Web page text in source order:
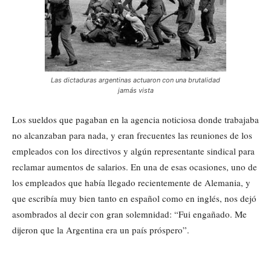
Las dictaduras argentinas actuaron con una brutalidad
jamás vista
Los sueldos que pagaban en la agencia noticiosa donde trabajaba
no alcanzaban para nada, y eran frecuentes las reuniones de los
empleados con los directivos y algún representante sindical para
reclamar aumentos de salarios. En una de esas ocasiones, uno de
los empleados que había llegado recientemente de Alemania, y
que escribía muy bien tanto en español como en inglés, nos dejó
asombrados al decir con gran solemnidad: “Fui engañado. Me
dijeron que la Argentina era un país próspero”.